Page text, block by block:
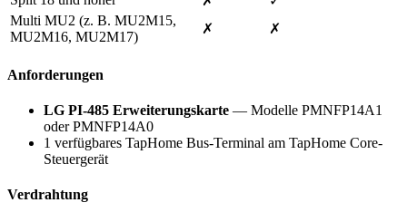
Multi MU2 (z. B. MU2M15,
MU2M16, MU2M17)
✗ ✗
Anforderungen
LG PI-485 Erweiterungskarte — Modelle PMNFP14A1
oder PMNFP14A0
1 verfügbares TapHome Bus-Terminal am TapHome Core-
Steuergerät
Verdrahtung